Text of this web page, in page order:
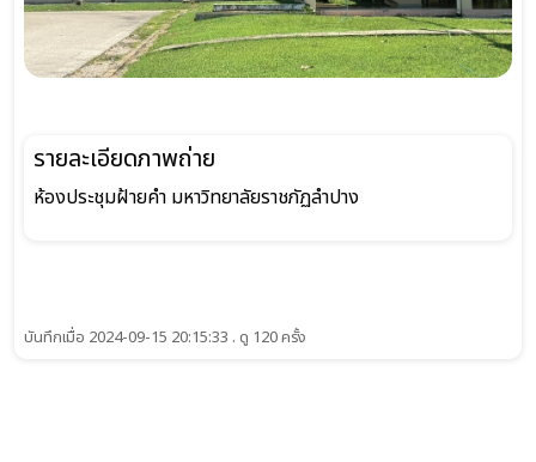
รายละเอียดภาพถ่าย
ห้องประชุมฝ้ายคำ มหาวิทยาลัยราชภัฏลำปาง
บันทึกเมื่อ 2024-09-15 20:15:33 . ดู 120 ครั้ง